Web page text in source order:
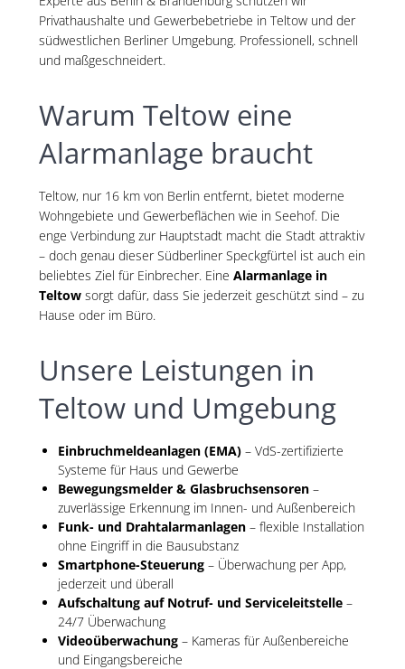
Privathaushalte und Gewerbebetriebe in Teltow und der
südwestlichen Berliner Umgebung. Professionell, schnell
und maßgeschneidert.
Warum Teltow eine
Alarmanlage braucht
Teltow, nur 16 km von Berlin entfernt, bietet moderne
Wohngebiete und Gewerbeflächen wie in Seehof. Die
enge Verbindung zur Hauptstadt macht die Stadt attraktiv
– doch genau dieser Südberliner Speckgfürtel ist auch ein
beliebtes Ziel für Einbrecher. Eine Alarmanlage in
Teltow sorgt dafür, dass Sie jederzeit geschützt sind – zu
Hause oder im Büro.
Unsere Leistungen in
Teltow und Umgebung
Einbruchmeldeanlagen (EMA) – VdS-zertifizierte
Systeme für Haus und Gewerbe
Bewegungsmelder & Glasbruchsensoren –
zuverlässige Erkennung im Innen- und Außenbereich
Funk- und Drahtalarmanlagen – flexible Installation
ohne Eingriff in die Bausubstanz
Smartphone-Steuerung – Überwachung per App,
jederzeit und überall
Aufschaltung auf Notruf- und Serviceleitstelle –
24/7 Überwachung
Videoüberwachung – Kameras für Außenbereiche
und Eingangsbereiche